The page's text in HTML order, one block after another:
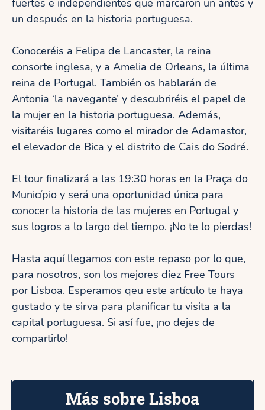
fuertes e independientes que marcaron un antes y
un después en la historia portuguesa.
Conoceréis a Felipa de Lancaster, la reina
consorte inglesa, y a Amelia de Orleans, la última
reina de Portugal. También os hablarán de
Antonia ‘la navegante’ y descubriréis el papel de
la mujer en la historia portuguesa. Además,
visitaréis lugares como el mirador de Adamastor,
el elevador de Bica y el distrito de Cais do Sodré.
El tour finalizará a las 19:30 horas en la Praça do
Município y será una oportunidad única para
conocer la historia de las mujeres en Portugal y
sus logros a lo largo del tiempo. ¡No te lo pierdas!
Hasta aquí llegamos con este repaso por lo que,
para nosotros, son los mejores diez Free Tours
por Lisboa. Esperamos qeu este artículo te haya
gustado y te sirva para planificar tu visita a la
capital portuguesa. Si así fue, ¡no dejes de
compartirlo!
Más sobre Lisboa